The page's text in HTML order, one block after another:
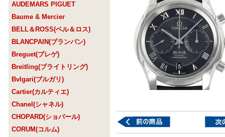
AUDEMARS PIGUET
Baume & Mercier
BELL＆ROSS(ベル＆ロス)
BLANCPAIN(ブランパン)
Breguet(ブレゲ)
Breitling(ブライトリング)
Bvlgari(ブルガリ)
Cartier(カルティエ)
Chanel(シャネル)
CHOPARD(ショパール)
CORUM(コルム)